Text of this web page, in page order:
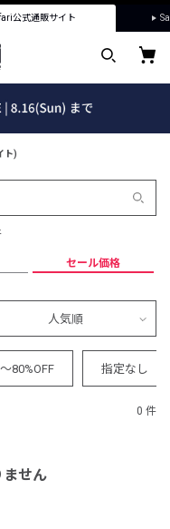
公式通販サイト
ト)
セール価格
人気順
～80%OFF 指定なし
0 件
ません